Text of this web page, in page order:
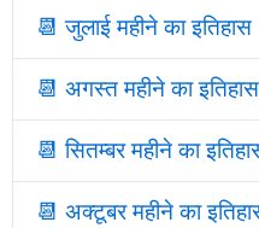
📆 जुलाई महीने का इतिहास
📆 अगस्त महीने का इतिहास
📆 सितम्बर महीने का
📆 अक्टूबर महीने का